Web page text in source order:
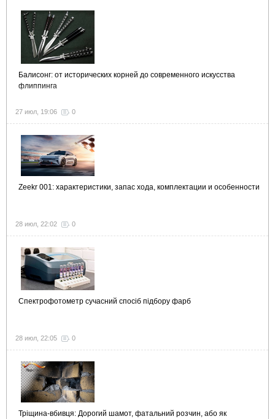
Балисонг: от исторических корней до современного искусства
флиппинга
27 июл, 19:06 0
Zeekr 001: характеристики, запас хода, комплектации и особенности
28 июл, 22:02 0
Спектрофотометр сучасний спосіб підбору фарб
28 июл, 22:05 0
Тріщина-вбивця: Дорогий шамот, фатальний розчин, або як